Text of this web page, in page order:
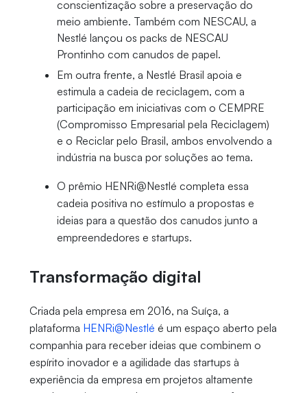
conscientização sobre a preservação do
meio ambiente. Também com NESCAU, a
Nestlé lançou os packs de NESCAU
Prontinho com canudos de papel.
Em outra frente, a Nestlé Brasil apoia e
estimula a cadeia de reciclagem, com a
participação em iniciativas com o CEMPRE
(Compromisso Empresarial pela Reciclagem)
e o Reciclar pelo Brasil, ambos envolvendo a
indústria na busca por soluções ao tema.
O prêmio HENRi@Nestlé completa essa
cadeia positiva no estímulo a propostas e
ideias para a questão dos canudos junto a
empreendedores e startups.
Transformação digital
Criada pela empresa em 2016, na Suíça, a
plataforma HENRi@Nestlé é um espaço aberto pela
companhia para receber ideias que combinem o
espírito inovador e a agilidade das startups à
experiência da empresa em projetos altamente